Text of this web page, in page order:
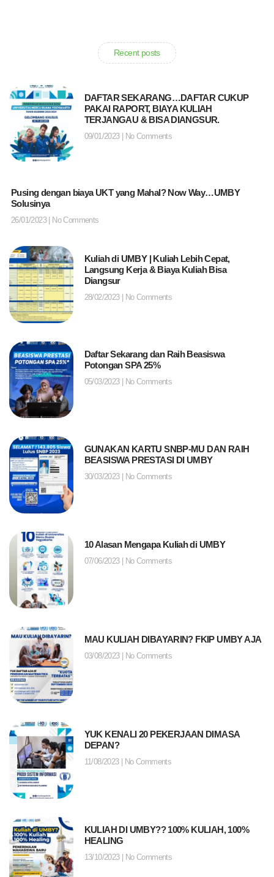
Recent posts
DAFTAR SEKARANG…DAFTAR CUKUP
PAKAI RAPORT, BIAYA KULIAH
TERJANGAU & BISA DIANGSUR.
09/01/2023 No Comments
Pusing dengan biaya UKT yang Mahal? Now Way…UMBY
Solusinya
26/01/2023 No Comments
Kuliah di UMBY | Kuliah Lebih Cepat,
Langsung Kerja & Biaya Kuliah Bisa
Diangsur
28/02/2023 No Comments
Daftar Sekarang dan Raih Beasiswa
Potongan SPA 25%
05/03/2023 No Comments
GUNAKAN KARTU SNBP-MU DAN RAIH
BEASISWA PRESTASI DI UMBY
30/03/2023 No Comments
10 Alasan Mengapa Kuliah di UMBY
07/06/2023 No Comments
MAU KULIAH DIBAYARIN? FKIP UMBY AJA
03/08/2023 No Comments
YUK KENALI 20 PEKERJAAN DIMASA
DEPAN?
11/08/2023 No Comments
KULIAH DI UMBY?? 100% KULIAH, 100%
HEALING
13/10/2023 No Comments